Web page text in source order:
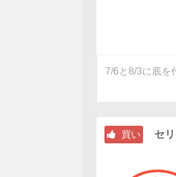
7/6と8/3に底を
買い
セ